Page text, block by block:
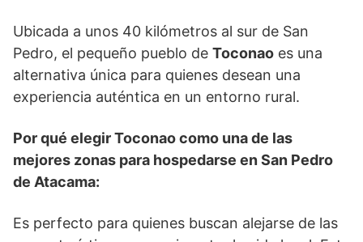
Ubicada a unos 40 kilómetros al sur de San
Pedro, el pequeño pueblo de Toconao es una
alternativa única para quienes desean una
experiencia auténtica en un entorno rural.
Por qué elegir Toconao como una de las
mejores zonas para hospedarse en San Pedro
de Atacama:
Es perfecto para quienes buscan alejarse de las